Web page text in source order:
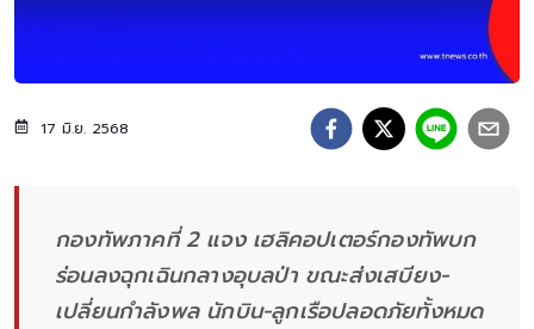
17 มิ.ย. 2568
กองทัพภาคที่ 2 แจง เฮลิคอปเตอร์กองทัพบก
ร่อนลงฉุกเฉินกลางอุบลป่า ขณะส่งเสบียง-
เปลี่ยนกำลังพล นักบิน-ลูกเรือปลอดภัยทั้งหมด